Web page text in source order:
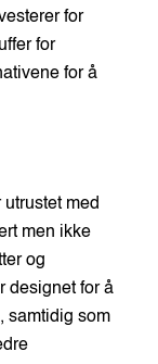
for
for
for å
utrustet med
men ikke
og
designet for å
samtidig som